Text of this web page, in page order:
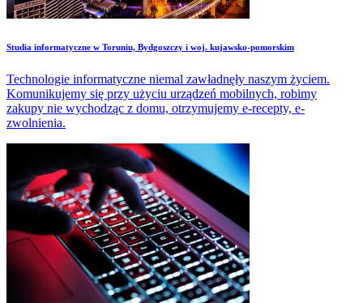
Studia informatyczne w Toruniu, Bydgoszczy i woj. kujawsko-pomorskim
Technologie informatyczne niemal zawładnęły naszym życiem.
Komunikujemy się przy użyciu urządzeń mobilnych, robimy
zakupy nie wychodząc z domu, otrzymujemy e-recepty, e-
zwolnienia.